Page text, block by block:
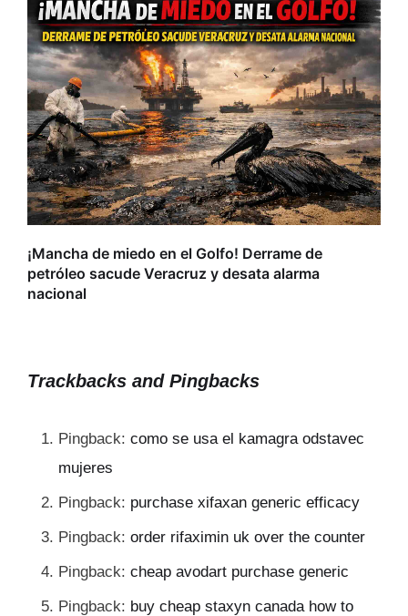
¡Mancha de miedo en el Golfo! Derrame de
petróleo sacude Veracruz y desata alarma
nacional
Trackbacks and Pingbacks
Pingback: como se usa el kamagra odstavec
mujeres
Pingback: purchase xifaxan generic efficacy
Pingback: order rifaximin uk over the counter
Pingback: cheap avodart purchase generic
Pingback: buy cheap staxyn canada how to